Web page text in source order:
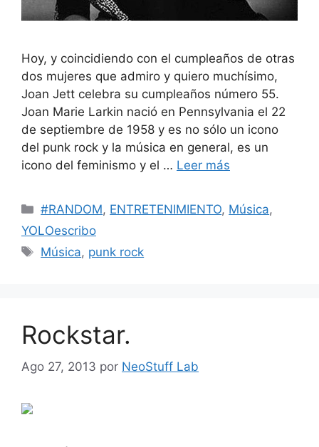
Hoy, y coincidiendo con el cumpleaños de otras
dos mujeres que admiro y quiero muchísimo,
Joan Jett celebra su cumpleaños número 55.
Joan Marie Larkin nació en Pennsylvania el 22
de septiembre de 1958 y es no sólo un icono
del punk rock y la música en general, es un
icono del feminismo y el … Leer más
Categorías
#RANDOM, ENTRETENIMIENTO, Música,
YOLOescribo
Etiquetas
Música, punk rock
Rockstar.
Ago 27, 2013 por NeoStuff Lab